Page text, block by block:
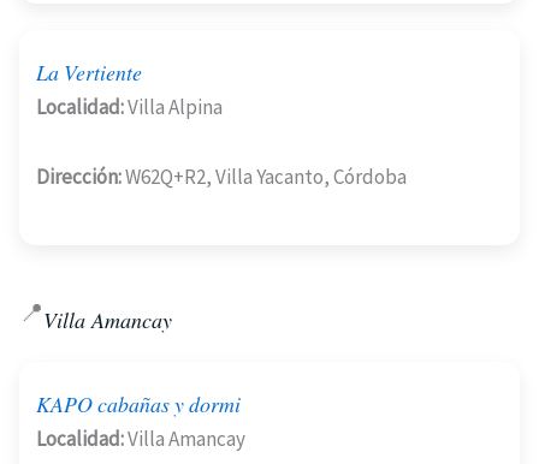
La Vertiente
Localidad:Villa Alpina
Dirección:W62Q+R2, Villa Yacanto, Córdoba
📍Villa Amancay
KAPO cabañas y dormi
Localidad:Villa Amancay